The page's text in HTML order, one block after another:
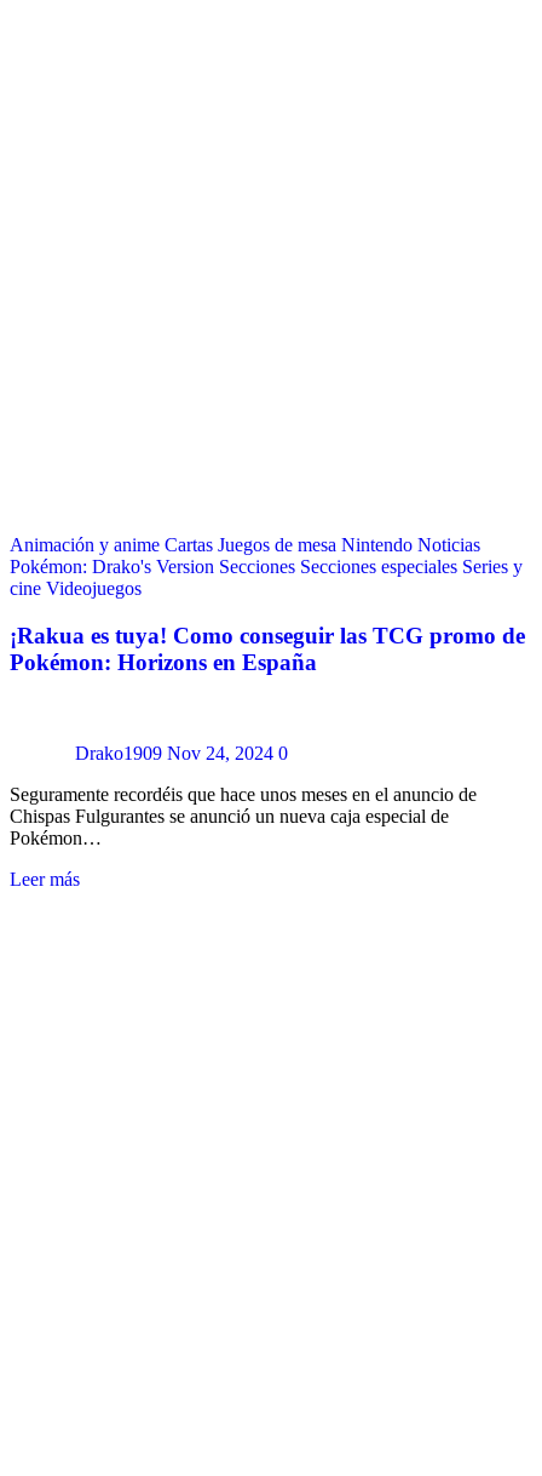
Animación y anime Cartas Juegos de mesa Nintendo Noticias
Pokémon: Drako's Version Secciones Secciones especiales Series y
cine Videojuegos
¡Rakua es tuya! Como conseguir las TCG promo de
Pokémon: Horizons en España
Drako1909 Nov 24, 2024 0
Seguramente recordéis que hace unos meses en el anuncio de
Chispas Fulgurantes se anunció un nueva caja especial de
Pokémon…
Leer más